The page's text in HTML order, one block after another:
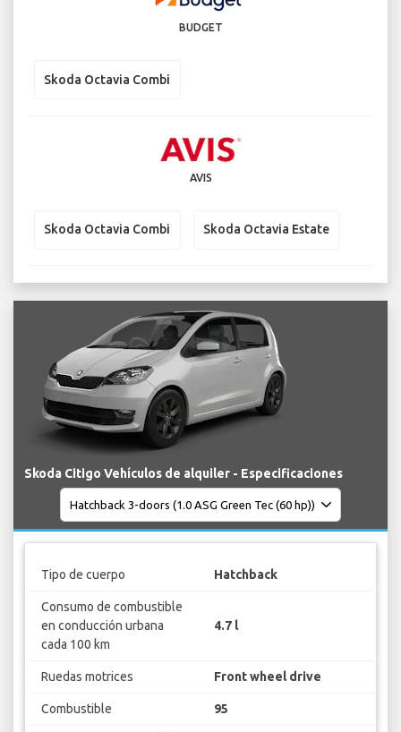
BUDGET
Skoda Octavia Combi
AVIS
Skoda Octavia Combi Skoda Octavia Estate
Skoda Citigo Vehículos de alquiler - Especificaciones
Tipo de cuerpo Hatchback
Consumo de combustible
en conducción urbana
cada 100 km
4.7 l
Ruedas motrices Front wheel drive
Combustible 95